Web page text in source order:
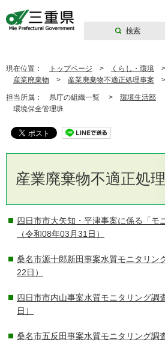
検索
現在位置： トップページ > くらし・環境 >
産業廃棄物 > 産業廃棄物不適正処理事案 >
担当所属： 県庁の組織一覧 > 環境生活部
環境保全管理班
産業廃棄物不適正処
四日市市大矢知・平津事案に係る「モ
（令和08年03月31日）
桑名市源十郎新田事案水質モニタリン
22日）
四日市市内山事案水質モニタリング調
日）
桑名市五反田事案水質モニタリング調